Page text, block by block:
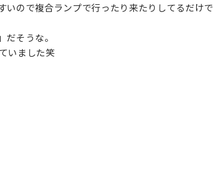
ので複合ランプで行ったり来たりしてるだけで
そうな。
いました笑